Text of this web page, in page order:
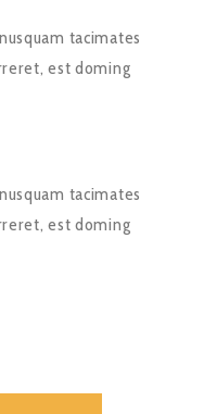
tacimates
est doming
tacimates
est doming